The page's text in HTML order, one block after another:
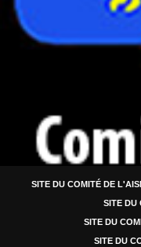
SITE DU COMITÉ DE
SITE DU
SITE DU
SITE DU